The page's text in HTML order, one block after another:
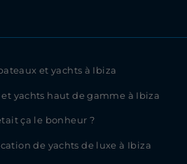
et yachts à Ibiza
yachts haut de gamme à Ibiza
ça le bonheur ?
de yachts de luxe à Ibiza